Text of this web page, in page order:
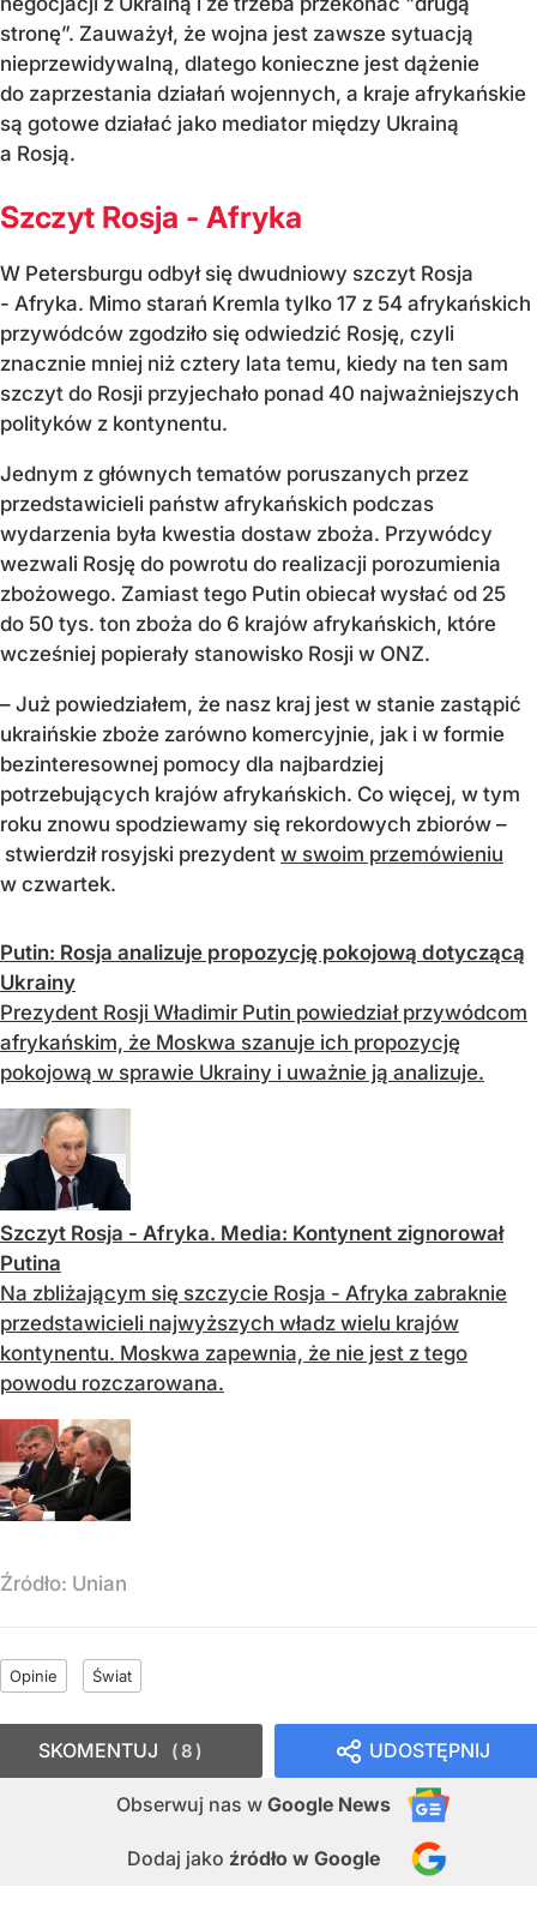
stronę”. Zauważył, że wojna jest zawsze sytuacją
nieprzewidywalną, dlatego konieczne jest dążenie
do zaprzestania działań wojennych, a kraje afrykańskie
są gotowe działać jako mediator między Ukrainą
a Rosją.
Szczyt Rosja - Afryka
W Petersburgu odbył się dwudniowy szczyt Rosja
- Afryka. Mimo starań Kremla tylko 17 z 54 afrykańskich
przywódców zgodziło się odwiedzić Rosję, czyli
znacznie mniej niż cztery lata temu, kiedy na ten sam
szczyt do Rosji przyjechało ponad 40 najważniejszych
polityków z kontynentu.
Jednym z głównych tematów poruszanych przez
przedstawicieli państw afrykańskich podczas
wydarzenia była kwestia dostaw zboża. Przywódcy
wezwali Rosję do powrotu do realizacji porozumienia
zbożowego. Zamiast tego Putin obiecał wysłać od 25
do 50 tys. ton zboża do 6 krajów afrykańskich, które
wcześniej popierały stanowisko Rosji w ONZ.
– Już powiedziałem, że nasz kraj jest w stanie zastąpić
ukraińskie zboże zarówno komercyjnie, jak i w formie
bezinteresownej pomocy dla najbardziej
potrzebujących krajów afrykańskich. Co więcej, w tym
roku znowu spodziewamy się rekordowych zbiorów –
stwierdził rosyjski prezydent w swoim przemówieniu
w czwartek.
Putin: Rosja analizuje propozycję pokojową dotyczącą
Ukrainy
Prezydent Rosji Władimir Putin powiedział przywódcom
afrykańskim, że Moskwa szanuje ich propozycję
pokojową w sprawie Ukrainy i uważnie ją analizuje.
Szczyt Rosja - Afryka. Media: Kontynent zignorował
Putina
Na zbliżającym się szczycie Rosja - Afryka zabraknie
przedstawicieli najwyższych władz wielu krajów
kontynentu. Moskwa zapewnia, że nie jest z tego
powodu rozczarowana.
Źródło: Unian
Opinie Świat
UDOSTĘPNIJ
Obserwuj nas w Google News
Dodaj jako źródło w Google
SKOMENTUJ 8